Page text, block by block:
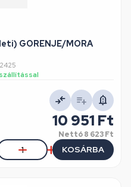
GORENJE/MORA
10 951 Ft
Nettó8 623 Ft
KOSÁRBA